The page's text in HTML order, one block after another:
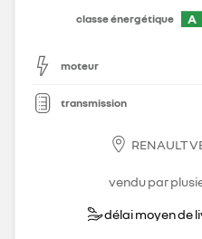
classe énergétique
A
moteur
transmission
RENAULT
vendu par
délai moyen de